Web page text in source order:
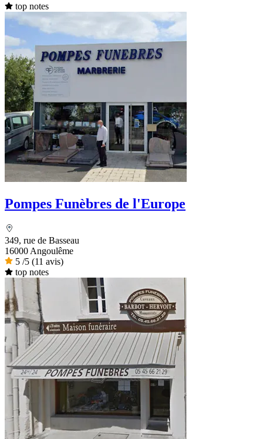
top notes
Pompes Funèbres de l'Europe
349, rue de Basseau
16000 Angoulême
5 /5 (11 avis)
top notes